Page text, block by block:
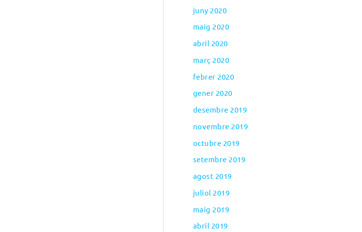
juny 2020
maig 2020
abril 2020
març 2020
febrer 2020
gener 2020
desembre 2019
novembre 2019
octubre 2019
setembre 2019
agost 2019
juliol 2019
maig 2019
abril 2019